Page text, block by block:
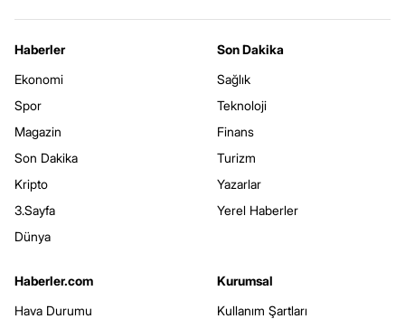
Haberler
Ekonomi
Spor
Magazin
Son Dakika
Kripto
3.Sayfa
Dünya
Son Dakika
Sağlık
Teknoloji
Finans
Turizm
Yazarlar
Yerel Haberler
Haberler.com
Hava Durumu
Kurumsal
Kullanım Şartları